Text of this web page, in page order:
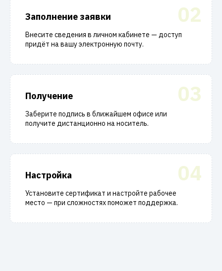
02
Заполнение заявки
Внесите сведения в личном кабинете — доступ
придёт на вашу электронную почту.
03
Получение
Заберите подпись в ближайшем офисе или
получите дистанционно на носитель.
04
Настройка
Установите сертификат и настройте рабочее
место — при сложностях поможет поддержка.